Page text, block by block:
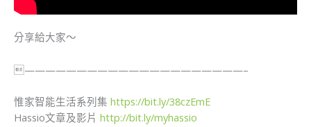
分享給大家～
—————————————————————–
惟家智能生活系列集 https://bit.ly/38czEmE
Hassio文章及影片 http://bit.ly/myhassio